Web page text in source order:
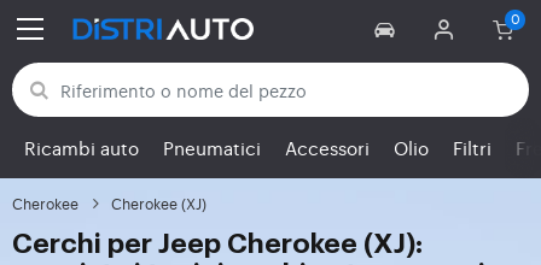
Torna alle categorie
Ricambi auto Pneumatici Accessori Olio Filtri
Cherokee Cherokee (XJ)
Cerchi per Jeep Cherokee (XJ):